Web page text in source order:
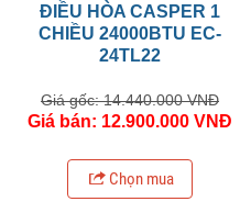
ĐIỀU HÒA CASPER 1
CHIỀU 24000BTU EC-
24TL22
Giá gốc: 14.440.000 VNĐ
Giá bán: 12.900.000 VNĐ
Chọn mua